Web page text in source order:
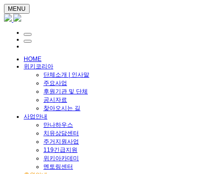
MENU
HOME
위키코리아
단체소개 | 인사말
주요사업
후원기관 및 단체
공시자료
찾아오시는 길
사업안내
만나하우스
치유상담센터
주거지원사업
119긴급지원
위키아카데미
멘토링센터